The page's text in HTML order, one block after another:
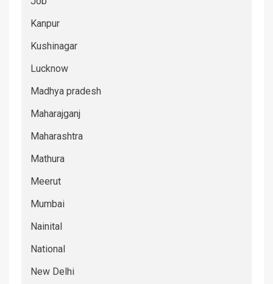
Kanpur
Kushinagar
Lucknow
Madhya pradesh
Maharajganj
Maharashtra
Mathura
Meerut
Mumbai
Nainital
National
New Delhi